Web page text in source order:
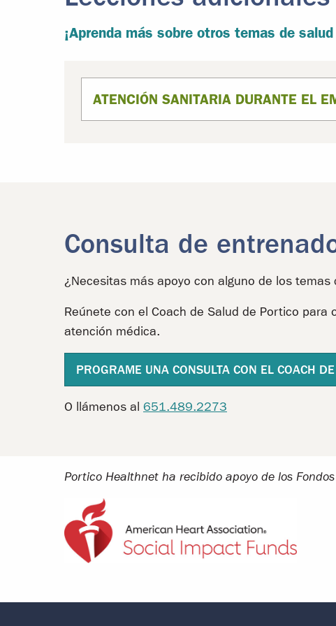
¡Aprenda más sobre otros temas de
ATENCIÓN SANITARIA DURANTE EL
Consulta de
¿Necesitas más apoyo con alguno de los
Reúnete con el Coach de Salud de Portico
atención médica.
PROGRAME UNA CONSULTA CON EL COACH
O llámenos al 651.489.2273
Portico Healthnet ha recibido apoyo de los